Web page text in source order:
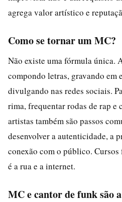
agrega valor artístico e
Como se tornar um MC?
Não existe uma fórmula única.
compondo letras, gravando em
divulgando nas redes sociais.
rima, frequentar rodas de rap e
artistas também são passos
desenvolver a autenticidade, a
conexão com o público. Cursos
é a rua e a internet.
MC e cantor de funk são